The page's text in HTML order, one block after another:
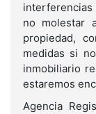
no molestar
propiedad,
medidas si
inmobiliario
estaremos
Agencia